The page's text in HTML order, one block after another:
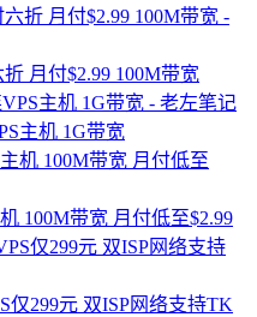
月付$2.99 100M带宽
主机 1G带宽
100M带宽 月付低至$2.99
仅299元 双ISP网络支持TK